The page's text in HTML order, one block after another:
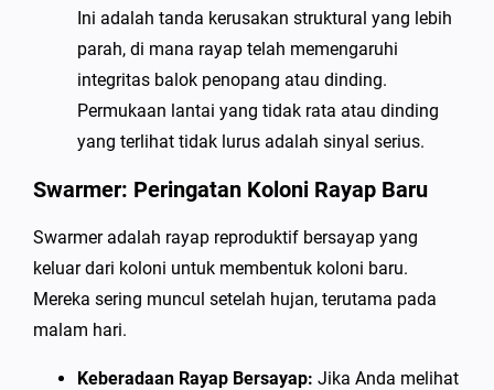
Ini adalah tanda kerusakan struktural yang lebih
parah, di mana rayap telah memengaruhi
integritas balok penopang atau dinding.
Permukaan lantai yang tidak rata atau dinding
yang terlihat tidak lurus adalah sinyal serius.
Swarmer: Peringatan Koloni Rayap Baru
Swarmer adalah rayap reproduktif bersayap yang
keluar dari koloni untuk membentuk koloni baru.
Mereka sering muncul setelah hujan, terutama pada
malam hari.
Keberadaan Rayap Bersayap: Jika Anda melihat